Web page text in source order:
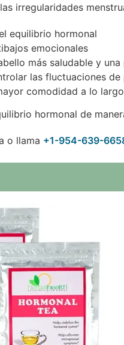
irregularidades
equilibrio hormonal
emocionales
más saludable y una
las fluctuaciones
comodidad a lo
hormonal de
o llama +1-954-639-